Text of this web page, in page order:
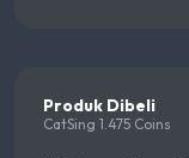
Produk Dibeli
CatSing 1.475 Coins